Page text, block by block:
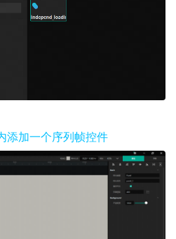
添加一个序列帧控件